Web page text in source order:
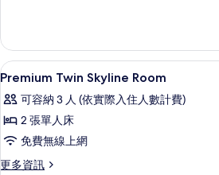
有
相
片
Doubles
Accessible
的
情
顯
示
Premium
Twin
Skyline
Room
埃及棉
5
Premium Twin Skyline Room
可容納 3 人 (依實際入住人數計費)
2 張單人床
免費無線上網
更多資訊
更